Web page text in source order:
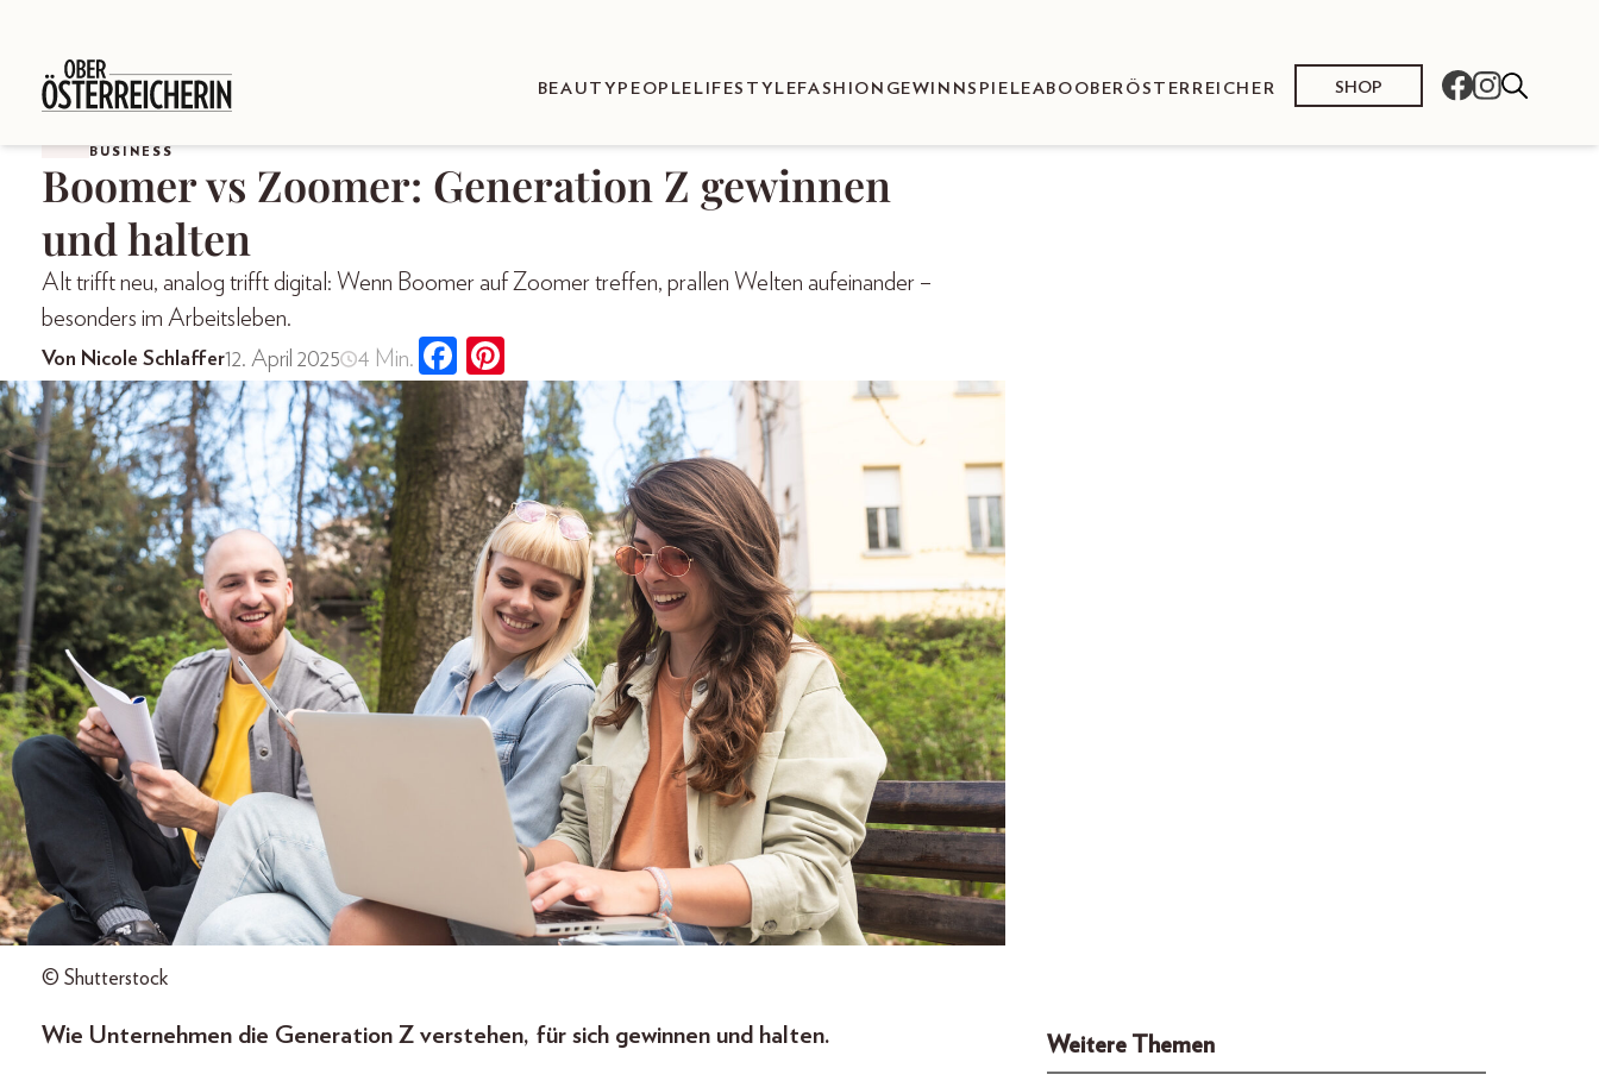
BEAUTY PEOPLE LIFESTYLEFASHION GEWINNSPIELEABO OBERÖSTERREICHER SHOP
BUSINESS
Boomer vs Zoomer: Generation Z gewinnen
und halten
Alt trifft neu, analog trifft digital: Wenn Boomer auf Zoomer treffen, prallen Welten aufeinander –
besonders im Arbeitsleben.
Von Nicole Schlaffer12. April 2025 4 Min.
© Shutterstock
Wie Unternehmen die Generation Z verstehen, für sich gewinnen und halten. Weitere Themen